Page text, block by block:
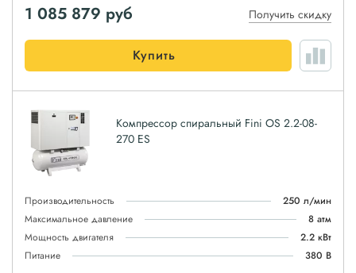
1 085 879 руб Получить скидку
Купить
Компрессор спиральный Fini OS 2.2-08-
270 ES
Производительность
250 л/мин
Максимальное давление
8 атм
Мощность двигателя
2.2 кВт
Питание
380 В